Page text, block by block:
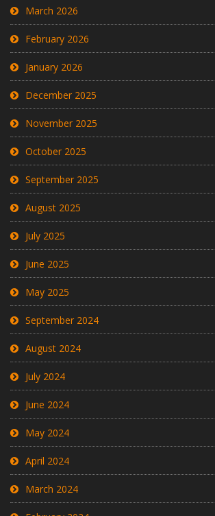
March 2026
February 2026
January 2026
December 2025
November 2025
October 2025
September 2025
August 2025
July 2025
June 2025
May 2025
September 2024
August 2024
July 2024
June 2024
May 2024
April 2024
March 2024